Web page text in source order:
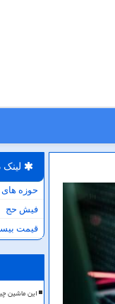
حوزه های
فیش حج
قیمت
این ماشین